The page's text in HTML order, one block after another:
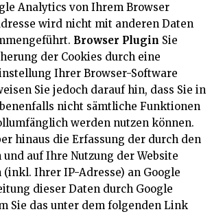
Analytics von Ihrem Browser
wird nicht mit anderen Daten
Browser Plugin Sie
der Cookies durch eine
Ihrer Browser-Software
Sie jedoch darauf hin, dass Sie in
nicht sämtliche Funktionen
werden nutzen können.
hinaus die Erfassung der durch den
und auf Ihre Nutzung der Website
(inkl. Ihrer IP-Adresse) an Google
dieser Daten durch Google
Sie das unter dem folgenden Link